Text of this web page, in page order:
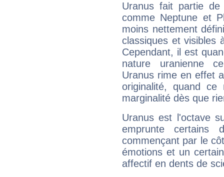
Uranus fait partie
comme Neptune et
moins nettement
classiques et visibles
Cependant, il est
nature uranienne
Uranus rime en effet
originalité, quand ce
marginalité dès que
Uranus est l'octave
emprunte
commençant par le
émotions et un
affectif en dents de